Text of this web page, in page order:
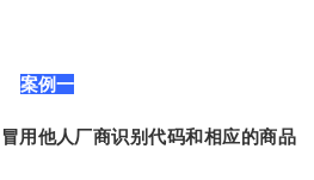
案例一
用他人厂商识别代码和相应的商品